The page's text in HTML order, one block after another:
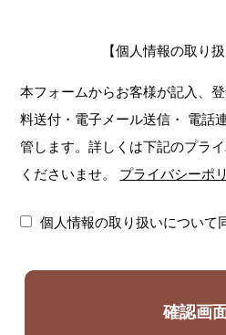
【個人情報の取り
本フォームからお客様が記入、
料送付・電子メール送信・ 電話
管します。詳しくは下記のプラ
くださいませ。
プライバシーポ
個人情報の取り扱いについて